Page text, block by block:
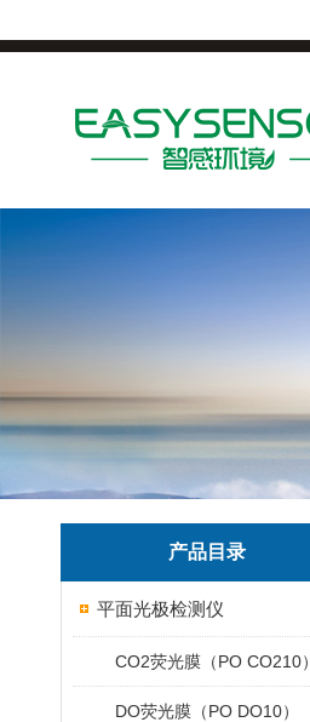
产品目录
平面光极检测仪
CO2荧光膜（PO CO210）
DO荧光膜（PO DO10）